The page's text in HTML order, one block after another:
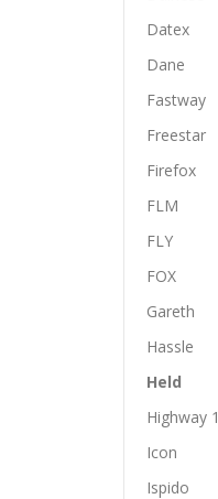
Datex
Dane
Fastway
Freestar
Firefox
FLM
FLY
FOX
Gareth
Hassle
Held
Highway 1
Icon
Ispido